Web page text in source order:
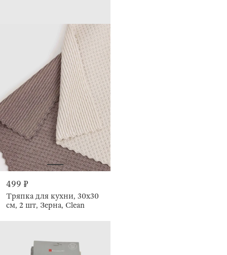
499 ₽
Тряпка для кухни, 30х30
см, 2 шт, Зерна, Clean